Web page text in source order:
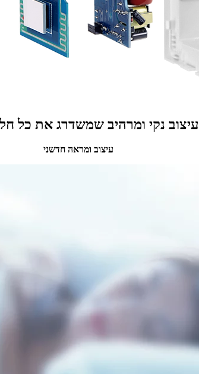
עיצוב נקי ומרהיב שמשדרג את כל
עיצוב ומראה חדשני